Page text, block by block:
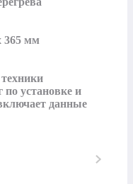
365 мм
по установке и
данные